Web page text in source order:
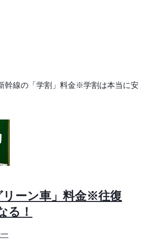
幹線の「学割」料金※学割は本当に安
リーン車」料金※往復
る！